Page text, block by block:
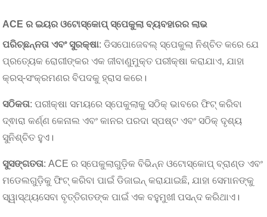
ACE ର ଇୟର ଓଟୋସ୍କୋପ୍ ସ୍ପେକୁଲା ବ୍ୟବହାରର ଲାଭ
ପରିଚ୍ଛନ୍ନତା ଏବଂ ସୁରକ୍ଷା: ଡିସପୋଜେବଲ୍ ସ୍ପେକୁଲା ନିଶ୍ଚିତ କରେ ଯେ
ପ୍ରତ୍ୟେକ ରୋଗୀଙ୍କର ଏକ ଜୀବାଣୁମୁକ୍ତ ପରୀକ୍ଷା କରାଯାଏ, ଯାହା
କ୍ରସ୍-ସଂକ୍ରମଣର ବିପଦକୁ ହ୍ରାସ କରେ।
ସଠିକତା: ପରୀକ୍ଷା ସମୟରେ ସ୍ପେକୁଲାକୁ ସଠିକ୍ ଭାବରେ ଫିଟ୍ କରିବା
ଦ୍ଵାରା କର୍ଣ୍ଣ କେନାଲ ଏବଂ କାନର ପରଦା ସ୍ପଷ୍ଟ ଏବଂ ସଠିକ୍ ଦୃଶ୍ୟ
ସୁନିଶ୍ଚିତ ହୁଏ।
ସୁସଙ୍ଗତତା: ACE ର ସ୍ପେକୁଲାଗୁଡ଼ିକ ବିଭିନ୍ନ ଓଟୋସ୍କୋପ୍ ବ୍ରାଣ୍ଡ ଏବଂ
ମଡେଲଗୁଡ଼ିକୁ ଫିଟ୍ କରିବା ପାଇଁ ଡିଜାଇନ୍ କରାଯାଇଛି, ଯାହା ସେମାନଙ୍କୁ
ସ୍ୱାସ୍ଥ୍ୟସେବା ବୃତ୍ତିଗତଙ୍କ ପାଇଁ ଏକ ବହୁମୁଖୀ ପସନ୍ଦ କରିଥାଏ।